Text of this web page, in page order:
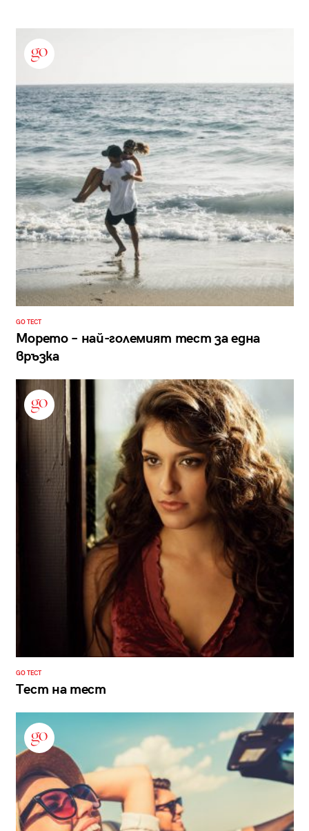
GO ТЕСТ
Морето – най-големият тест за една
връзка
GO ТЕСТ
Тест на тест